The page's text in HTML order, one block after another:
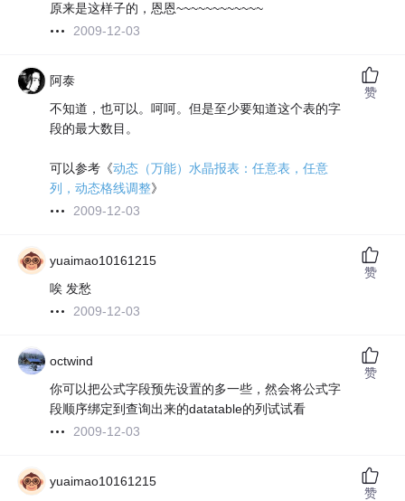
原来是这样子的，恩恩~~~~~~~~~~~~
2009-12-03
阿泰
不知道，也可以。呵呵。但是至少要知道这个表的字
段的最大数目。
可以参考《动态（万能）水晶报表：任意表，任意
列，动态格线调整》
2009-12-03
赞
yuaimao10161215
唉 发愁
2009-12-03
赞
octwind
你可以把公式字段预先设置的多一些，然会将公式字
段顺序绑定到查询出来的datatable的列试试看
2009-12-03
赞
yuaimao10161215
赞